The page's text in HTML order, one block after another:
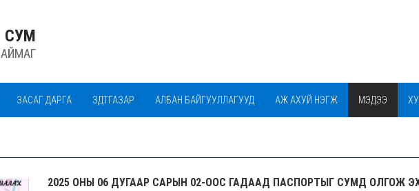
СУМ
ЗАСАГ ДАРГА ЗДТГАЗАР АЛБАН БАЙГУУЛЛАГУУД АЖ АХУЙ НЭГЖ МЭДЭЭ
2025 ОНЫ 06 ДУГААР САРЫН 02-ООС ГАДААД ПАСПОРТЫГ СУМД ОЛГОЖ